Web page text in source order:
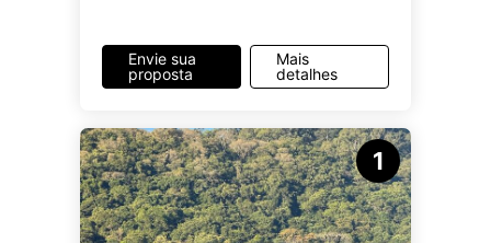
Envie sua
proposta
Mais
detalhes
1